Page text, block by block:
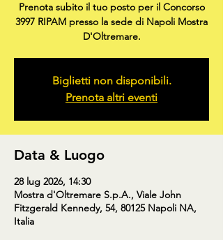
Prenota subito il tuo posto per il Concorso
3997 RIPAM presso la sede di Napoli Mostra
D'Oltremare.
Biglietti non disponibili.
Prenota altri eventi
Data & Luogo
28 lug 2026, 14:30
Mostra d'Oltremare S.p.A., Viale John
Fitzgerald Kennedy, 54, 80125 Napoli NA,
Italia